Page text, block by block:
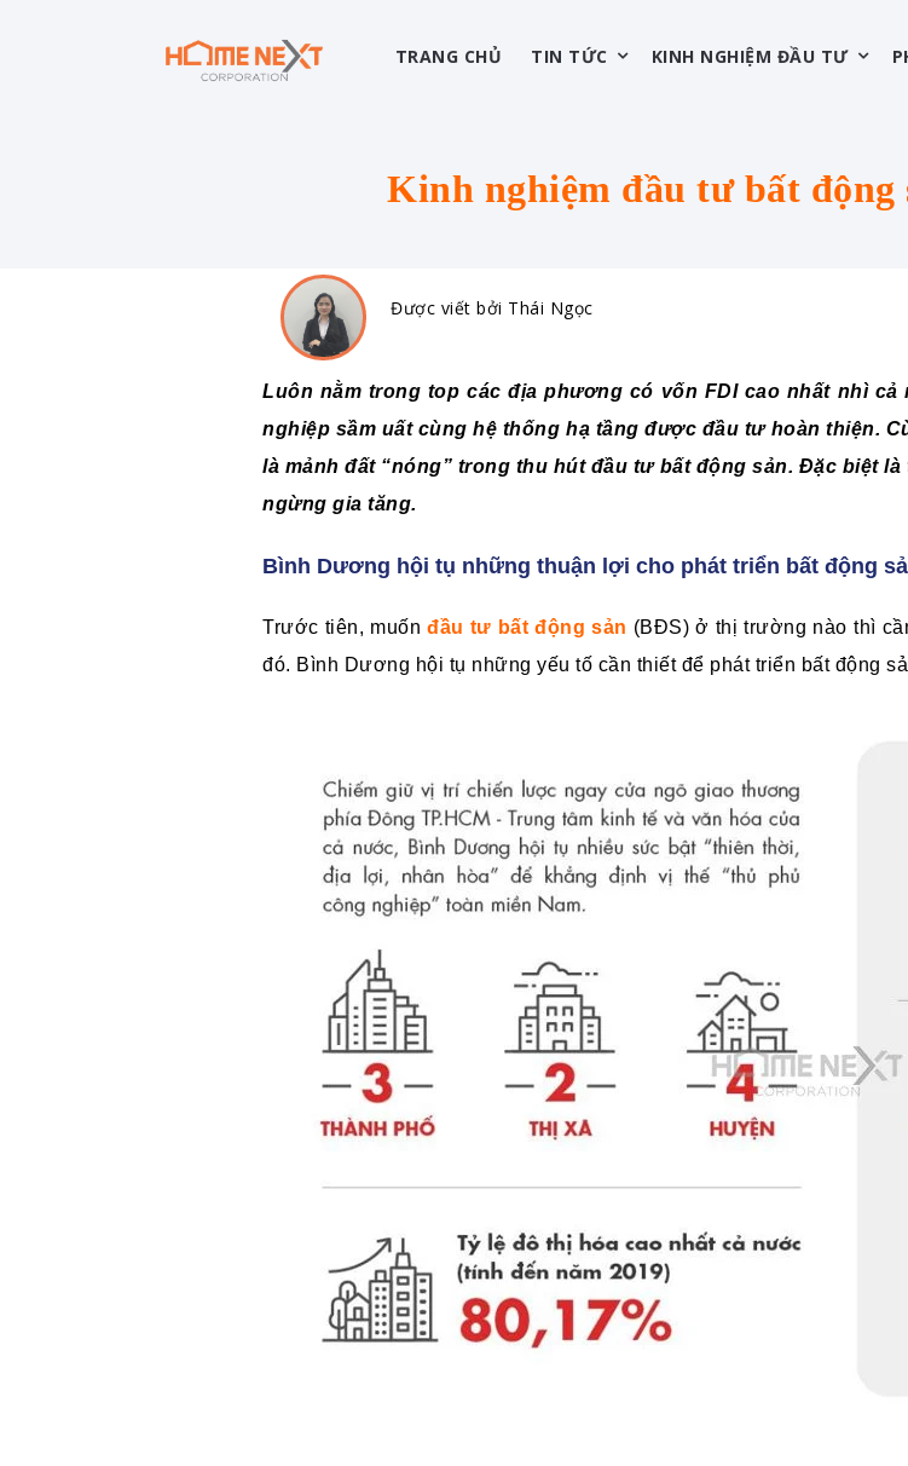
TRANG CHỦ TIN TỨC KINH NGHIỆM ĐẦU TƯ
Kinh nghiệm đầu tư bất
Được viết bởi Thái Ngọc
Luôn nằm trong top các địa phương có vốn FDI cao nhất nhì
nghiệp sầm uất cùng hệ thống hạ tầng được đầu tư hoàn thiện.
là mảnh đất “nóng” trong thu hút đầu tư bất động sản. Đặc biệt
ngừng gia tăng.
Bình Dương hội tụ những thuận lợi cho phát triển bất động
Trước tiên, muốnđầu tư bất động sản (BĐS) ở thị trường nào thì
đó. Bình Dương hội tụ những yếu tố cần thiết để phát triển bất động